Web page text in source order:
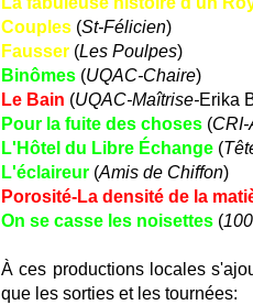
Couples (St-Félicien)
Fausser (Les Poulpes)
Binômes (UQAC-Chaire)
Le Bain (UQAC-Maîtrise-Erika
Pour la fuite des choses (CRI-
L'Hôtel du Libre Échange (
L'éclaireur (Amis de Chiffon)
Porosité-La densité de la
On se casse les noisettes (
À ces productions locales
que les sorties et les tournées: